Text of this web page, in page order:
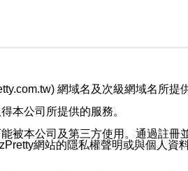
網域名及次級網域名所
本公司所提供的服務。
本公司及第三方使用。通過註冊
網站的隱私權聲明或與個人資